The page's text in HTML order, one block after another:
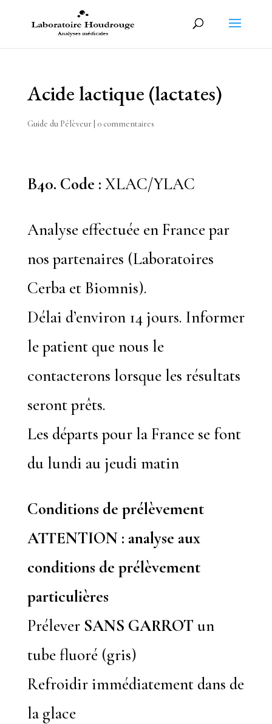
Acide lactique (lactates)
Guide du Pélèveur| 0 commentaires
B40. Code : XLAC/YLAC
Analyse effectuée en France par
nos partenaires (Laboratoires
Cerba et Biomnis).
Délai d’environ 14 jours. Informer
le patient que nous le
contacterons lorsque les résultats
seront prêts.
Les départs pour la France se font
du lundi au jeudi matin
Conditions de prélèvement
ATTENTION : analyse aux
conditions de prélèvement
particulières
Prélever SANS GARROT un
tube fluoré (gris)
Refroidir immédiatement dans de
la glace